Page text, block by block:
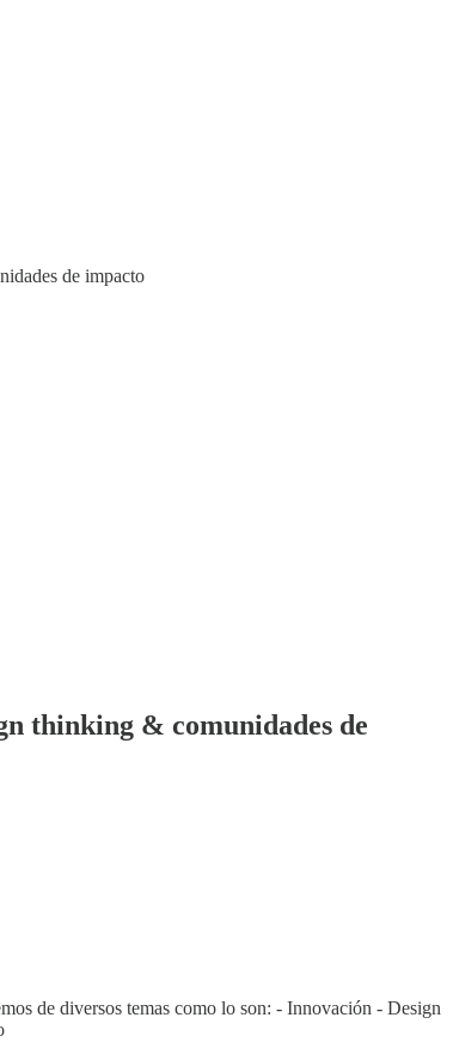
de impacto
thinking & comunidades de
de diversos temas como lo son: - Innovación - Design